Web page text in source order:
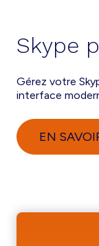
Skype
Gérez votre
interface
EN